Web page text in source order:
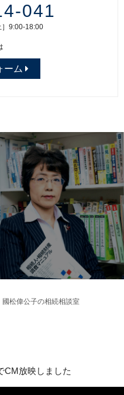
041
］9:00-18:00
ーム
CM放映しました